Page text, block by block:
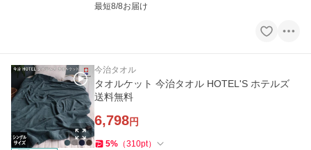
最短8/8お届け
今治タオル
タオルケット 今治タオル HOTEL'S ホテルズ
送料無料
6,798円
5% （310pt）